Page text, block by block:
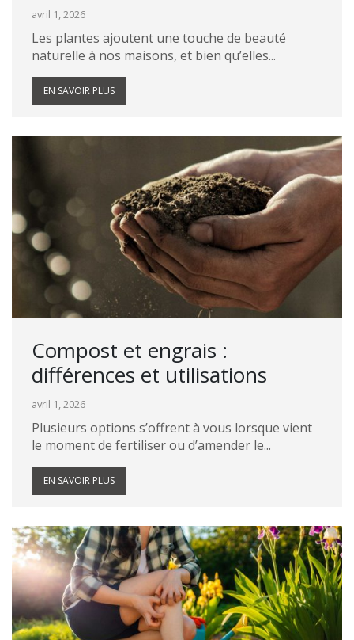
avril 1, 2026
Les plantes ajoutent une touche de beauté
naturelle à nos maisons, et bien qu’elles...
EN SAVOIR PLUS
Compost et engrais :
différences et utilisations
avril 1, 2026
Plusieurs options s’offrent à vous lorsque vient
le moment de fertiliser ou d’amender le...
EN SAVOIR PLUS